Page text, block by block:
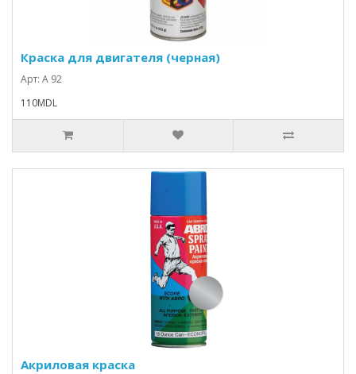
Краска для двигателя (черная)
Арт: A 92
110MDL
Акриловая краска